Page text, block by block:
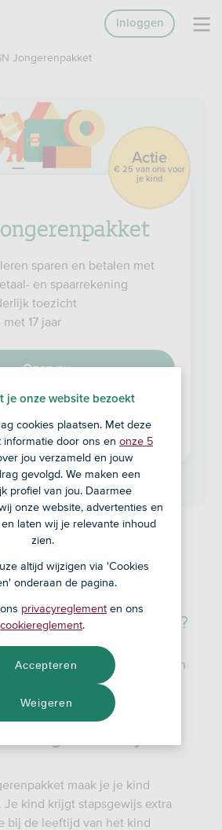
Inloggen
Jongerenpakket
Actie
€ 25 van ons voor
je kind
sparen en betalen met
en spaarrekening
toezicht
17 jaar
Open nu
te weten: je kunt een ASN
alleen openen voor je kind als
klant bij ons bent.
rekening bij ons afsluit altijd
en deTarievenwijzer.
ASN Jongerenpakket?
is er speciaal voor
Met dit pakket kunnen kinderen
met geld leren omgaan.
meegroeit met jouw
maak je je kind
Je kind krijgt stapsgewijs extra
bij de leeftijd van het kind
je onze website bezoekt
cookies plaatsen. Met deze
informatie door ons en onze 5
jou verzameld en jouw
gevolgd. We maken een
profiel van jou. Daarmee
onze website, advertenties en
laten wij je relevante inhoud
zien.
altijd wijzigen via 'Cookies
onderaan de pagina.
privacyreglement en ons
cookiereglement.
Weigeren
Accepteren